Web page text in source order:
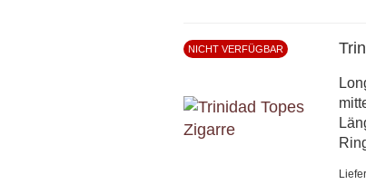
NICHT VERFÜGBAR